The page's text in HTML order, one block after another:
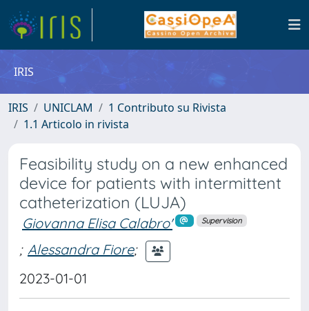
IRIS
IRIS UNICLAM
1 Contributo su Rivista
1.1 Articolo in rivista
Feasibility study on a new enhanced
device for patients with intermittent
catheterization (LUJA)
Giovanna Elisa Calabro' Supervision
; Alessandra Fiore;
2023-01-01